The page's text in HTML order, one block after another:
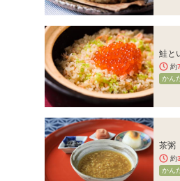
鮭と
約
かん
茶粥
約
かん